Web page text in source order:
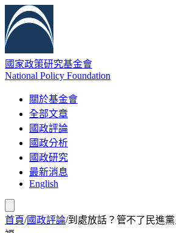
國家政策研究基金會
National Policy Foundation
關於基金會
全部文章
國政評論
國政分析
國政研究
最新消息
English
首頁/國政評論/到處放話？管不了民進